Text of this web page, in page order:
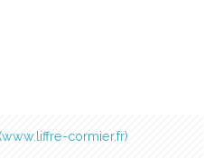
www.liffre-cormier.fr